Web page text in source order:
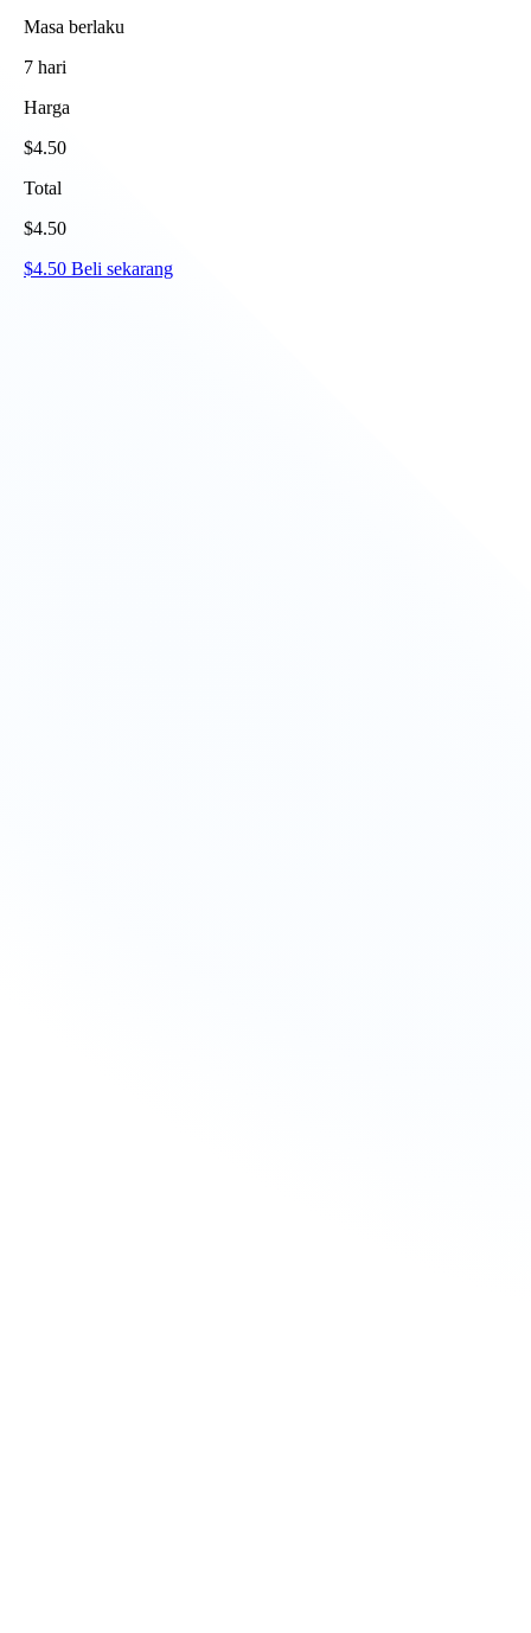
Masa berlaku
7 hari
Harga
$4.50
Total
$4.50
$4.50 Beli sekarang